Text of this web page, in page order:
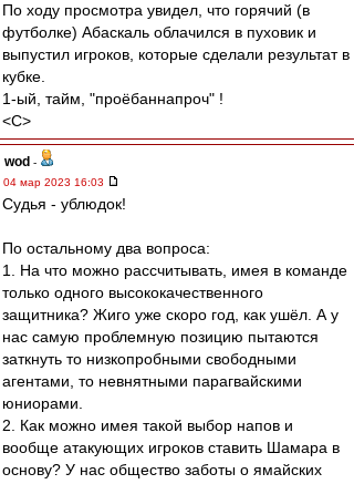
По ходу просмотра увидел, что горячий (в
футболке) Абаскаль облачился в пуховик и
выпустил игроков, которые сделали результат в
кубке.
1-ый, тайм, "проёбаннапроч" !
<C>
wod -
04 мар 2023 16:03
Судья - ублюдок!
По остальному два вопроса:
1. На что можно рассчитывать, имея в команде
только одного высококачественного
защитника? Жиго уже скоро год, как ушёл. А у
нас самую проблемную позицию пытаются
заткнуть то низкопробными свободными
агентами, то невнятными парагвайскими
юниорами.
2. Как можно имея такой выбор напов и
вообще атакующих игроков ставить Шамара в
основу? У нас общество заботы о ямайских